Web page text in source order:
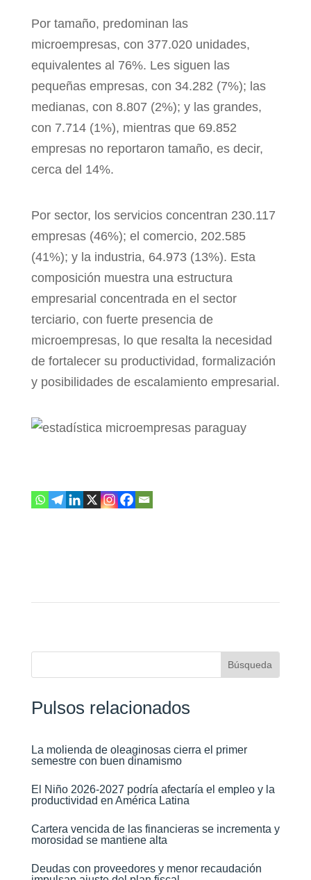
Por tamaño, predominan las
microempresas, con 377.020 unidades,
equivalentes al 76%. Les siguen las
pequeñas empresas, con 34.282 (7%); las
medianas, con 8.807 (2%); y las grandes,
con 7.714 (1%), mientras que 69.852
empresas no reportaron tamaño, es decir,
cerca del 14%.
Por sector, los servicios concentran 230.117
empresas (46%); el comercio, 202.585
(41%); y la industria, 64.973 (13%). Esta
composición muestra una estructura
empresarial concentrada en el sector
terciario, con fuerte presencia de
microempresas, lo que resalta la necesidad
de fortalecer su productividad, formalización
y posibilidades de escalamiento empresarial.
Pulsos relacionados
La molienda de oleaginosas cierra el primer
semestre con buen dinamismo​
El Niño 2026-2027 podría afectaría el empleo y la
productividad en América Latina​
Cartera vencida de las financieras se incrementa y
morosidad se mantiene alta​
Deudas con proveedores y menor recaudación